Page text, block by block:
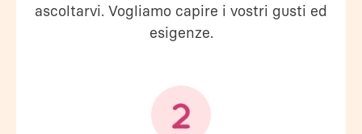
ascoltarvi. Vogliamo capire i vostri gusti ed
esigenze.